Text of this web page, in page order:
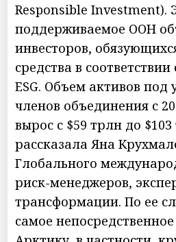
Responsible Investment).
поддерживаемое ООН
инвесторов,
средства в
ESG. Объем активов под
членов объединения с
вырос с $59 трлн до
рассказала Яна
Глобального
риск-менеджеров,
трансформации. По ее
самое